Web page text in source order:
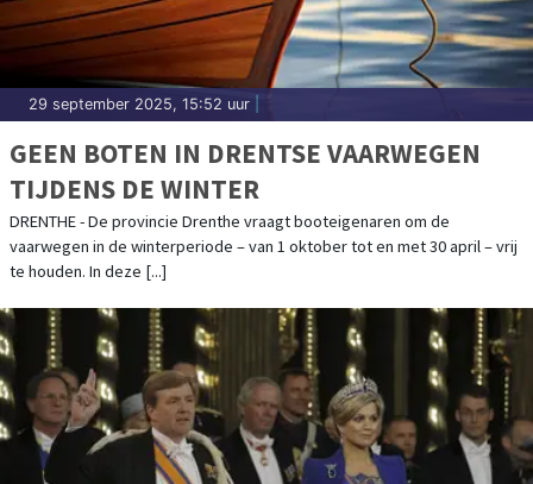
29 september 2025, 15:52 uur
GEEN BOTEN IN DRENTSE VAARWEGEN
TIJDENS DE WINTER
DRENTHE - De provincie Drenthe vraagt booteigenaren om de
vaarwegen in de winterperiode – van 1 oktober tot en met 30 april – vrij
te houden. In deze [...]